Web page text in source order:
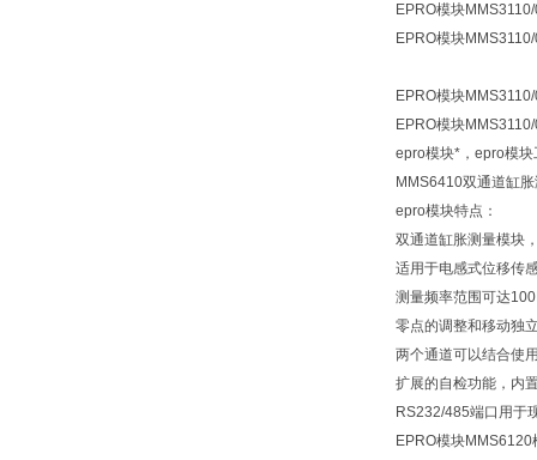
EPRO模块
EPRO模块
EPRO模块
EPRO模块
epro模块*，epro模
MMS6410双通道缸
epro模块特点：
双通道缸胀测量模块
适用于电感式位移传
测量频率范围可达
零点的调整和移动独
两个通道可以结合使
扩展的自检功能，内
RS232/485端口用于
EPRO模块